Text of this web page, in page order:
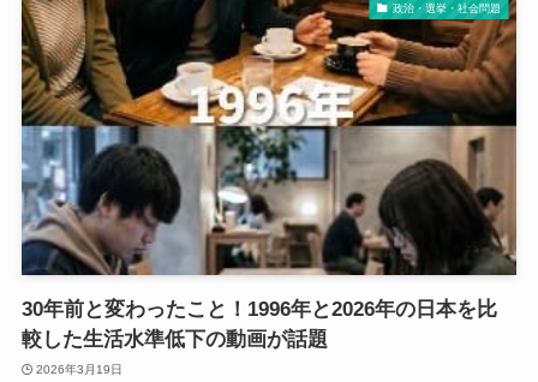
政治・選挙・社会問題
30年前と変わったこと！1996年と2026年の日本を比
較した生活水準低下の動画が話題
2026年3月19日